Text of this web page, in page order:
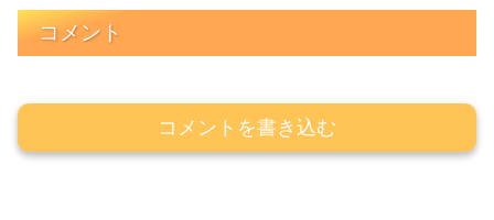
コメント
コメントを書き込む